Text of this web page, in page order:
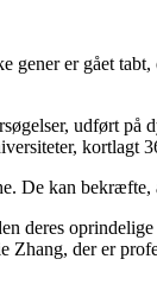
er gået
udført
kortlagt
De kan
deres
der er